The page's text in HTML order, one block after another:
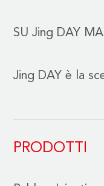
SU Jing DAY
Jing DAY è la
PRODOTTI